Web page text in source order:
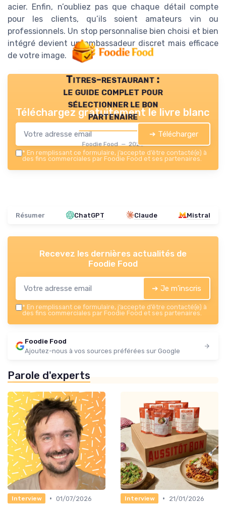
acier. Enfin, n’oubliez pas que chaque détail compte
pour les clients, qu’ils soient amateurs vin ou
professionnels. Un stop personnalise bien choisi et bien
intégré devient un ambassadeur discret mais efficace
de votre image.
Titres-restaurant :
le guide complet pour
sélectionner le bon
partenaire
Foodie Food — 2026
Téléchargez gratuitement le livre blanc
➔ Télécharger
* En remplissant ce formulaire, j’accepte d’être contacté(e) à
des fins commerciales par Foodie Food et ses partenaires.
Résumer ChatGPT Claude Mistral
Recevez les dernières actualités de
Foodie Food
➔ Je m'inscris
* En remplissant ce formulaire, j’accepte d’être contacté(e) à
des fins commerciales par Foodie Food et ses partenaires.
Foodie Food
Ajoutez-nous à vos sources préférées sur Google
Parole d'experts
Interview • 01/07/2026 Interview • 21/01/2026